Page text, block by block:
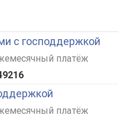
с господдержкой
платёж
платёж